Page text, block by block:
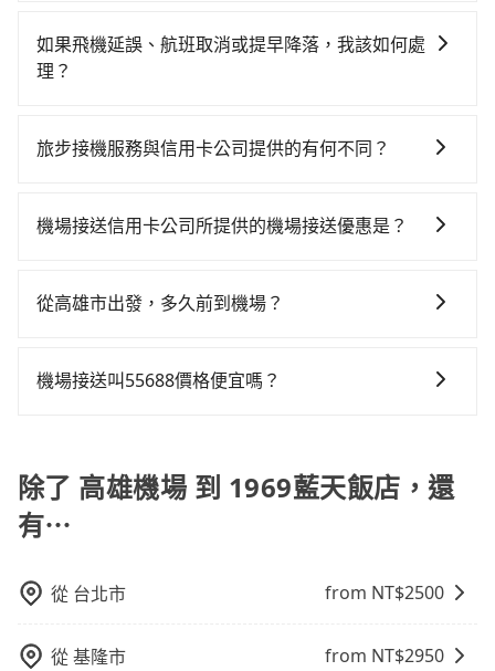
票價790元，再用10分鐘出站、等待車站前排班的計程
車，搭上小黃後約花25分鐘、車費300元後，抵達1969
為990元。但如果全程使用tripool並到府專車接送，則
680元的交通費，所以對於不是這麼趕時間的人來說，預
交通費用。
$115~205承租小轎車，每公里再額外加收$3.2，從高雄
機場到1969藍天飯店的花費預估為$2,600~3,250（金額
預估進去，但額外的汽車保險與可能的罰單都需自付。
數超過四位，更是沒有較大的七人座或九人座可供選
修理，每一次租車都好像在開樂透一樣。另外，偶爾也
車或者要載其他乘客的人來說就有不小的風險。最後，
灣大車隊、Uber、Line Taxi、Yoxi等。依照里程跳錶計
算，價格約為4,135~5,000元間，但如改預約tripool可
如果飛機延誤、航班取消或提早降落，我該如何處
理？
前透過官網的線上客服告知，我方會盡力協助重新安排
tripool依舊會改派司機，但就不能保證旅客一出關即有
時間減少而提前落地，可在落地後直接與司機電話聯
旅步接機服務與信用卡公司提供的有何不同？
接送體驗。相較於信用卡公司提供的免費接送服務，旅
李。此外，旅步的司機都是經過嚴格篩選和培訓的專業
機場接送信用卡公司所提供的機場接送優惠是？
不過，每家信用卡公司所提供的機場接送優惠次數都有
用卡公司的官方網站或聯繫客服中心。方便您能輕鬆掌
從高雄市出發，多久前到機場？
沒有事先網上辦理報到，要再更早一些。深夜交通通常
機場接送叫55688價格便宜嗎？
場後，勢必需要空車返回，這也是叫計程車送機費用居
高不下的原因。當然還是有一些特殊情況下，適合旅客
叫小黃，比方說距離機場不遠（20公里以內）、臨時需
如果你所在地點偏遠或者在深夜時段需要叫車，這時候
就很可能根本叫不到車。如非上述情況，一般仍建議旅
客先上網預約機場接送，以免承擔不必要的風險。
除了 高雄機場 到 1969藍天飯店，還
有⋯
從 台北市 from NT$2500
從基隆市 from NT$2950